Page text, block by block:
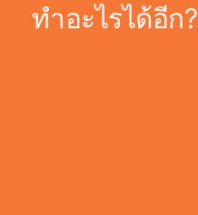
ทำอะไรได้อีก?